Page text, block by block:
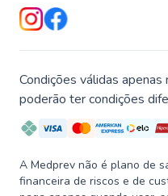
Condições válidas
poderão ter condições
A Medprev não é plano de
financeira de riscos e de